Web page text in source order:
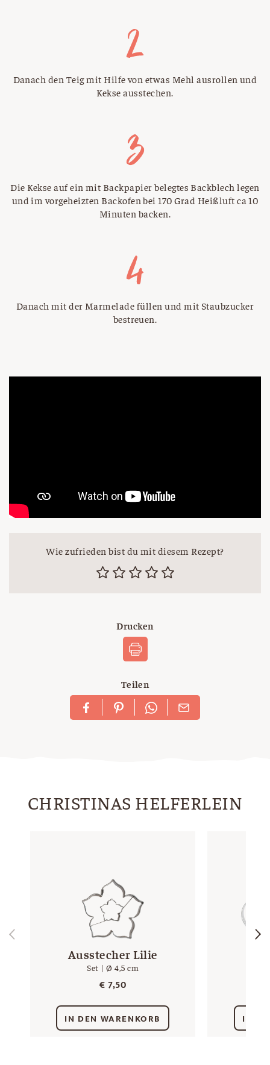
Danach den Teig mit Hilfe von etwas Mehl ausrollen und
Kekse ausstechen.
Die Kekse auf ein mit Backpapier belegtes Backblech legen
und im vorgeheizten Backofen bei 170 Grad Heißluft ca 10
Minuten backen.
Danach mit der Marmelade füllen und mit Staubzucker
bestreuen.
Wie zufrieden bist du mit diesem Rezept?
Drucken
Teilen
CHRISTINAS HELFERLEIN
Ausstecher Lilie
Set | Ø 4,5 cm
€7,50
IN DEN WARENKORB IN